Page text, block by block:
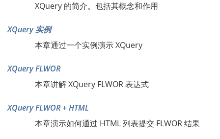
XQuery 的简介。包括其概念和作用
XQuery 实例
本章通过一个实例演示 XQuery
XQuery FLWOR
本章讲解 XQuery FLWOR 表达式
XQuery FLWOR + HTML
本章演示如何通过 HTML 列表提交 FLWOR 结果